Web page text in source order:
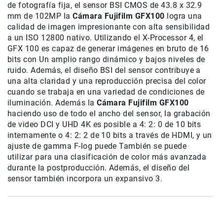
Lentes
para
Cine
Rigs
Monitores
Camaras
de
Cine
Kits
Accesorios
Fotografía
Cámaras
Mirrorless
Reflex
(DSLR)
de fotografía fija, el sensor BSI CMOS de 43.8 x 32.9
mm de 102MP laCámara Fujifilm GFX100 logra una
calidad de imagen impresionante con alta sensibilidad
a un ISO 12800 nativo. Utilizando el X-Processor 4, el
GFX 100 es capaz de generar imágenes en bruto de 16
bits con Un amplio rango dinámico y bajos niveles de
ruido. Además, el diseño BSI del sensor contribuye a
una alta claridad y una reproducción precisa del color
cuando se trabaja en una variedad de condiciones de
iluminación. Además laCámara Fujifilm GFX100
haciendo uso de todo el ancho del sensor, la grabación
de video DCI y UHD 4K es posible a 4: 2: 0 de 10 bits
internamente o 4: 2: 2 de 10 bits a través de HDMI, y un
ajuste de gamma F-log puede También se puede
utilizar para una clasificación de color más avanzada
durante la postproducción. Además, el diseño del
sensor también incorpora un expansivo 3.